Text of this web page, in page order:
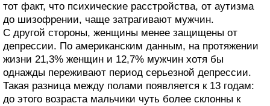
тот факт, что психические расстройства, от аутизма
до шизофрении, чаще затрагивают мужчин.
С другой стороны, женщины менее защищены от
депрессии. По американским данным, на протяжении
жизни 21,3% женщин и 12,7% мужчин хотя бы
однажды переживают период серьезной депрессии.
Такая разница между полами появляется к 13 годам:
до этого возраста мальчики чуть более склонны к